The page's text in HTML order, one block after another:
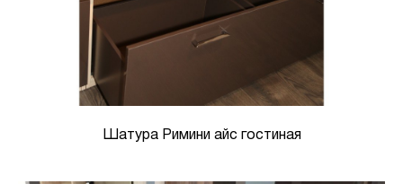
Шатура Римини айс гостиная